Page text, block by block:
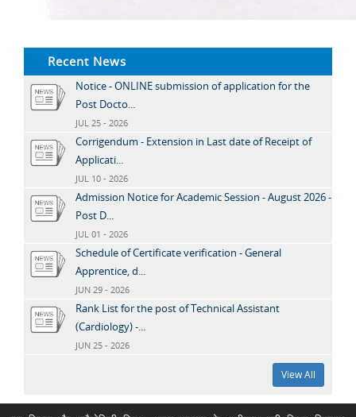
Recent News
Notice - ONLINE submission of application for the
Post Docto...
JUL 25 - 2026
Corrigendum - Extension in Last date of Receipt of
Applicati...
JUL 10 - 2026
Admission Notice for Academic Session - August 2026 -
Post D...
JUL 01 - 2026
Schedule of Certificate verification - General
Apprentice, d...
JUN 29 - 2026
Rank List for the post of Technical Assistant
(Cardiology) -...
JUN 25 - 2026
View All